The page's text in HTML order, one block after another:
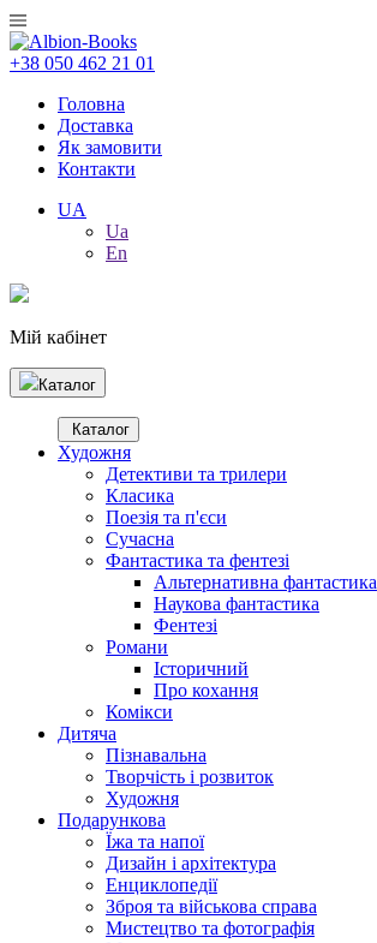
+38 050 462 21 01
Головна
Доставка
Як замовити
Контакти
UA
Ua
En
Мій кабінет
Каталог
Каталог
Художня
Детективи та трилери
Класика
Поезія та п'єси
Сучасна
Фантастика та фентезі
Альтернативна фантастика
Наукова фантастика
Фентезі
Романи
Історичний
Про кохання
Комікси
Дитяча
Пізнавальна
Творчість і розвиток
Художня
Подарункова
Їжа та напої
Дизайн і архітектура
Енциклопедії
Зброя та військова справа
Мистецтво та фотографія